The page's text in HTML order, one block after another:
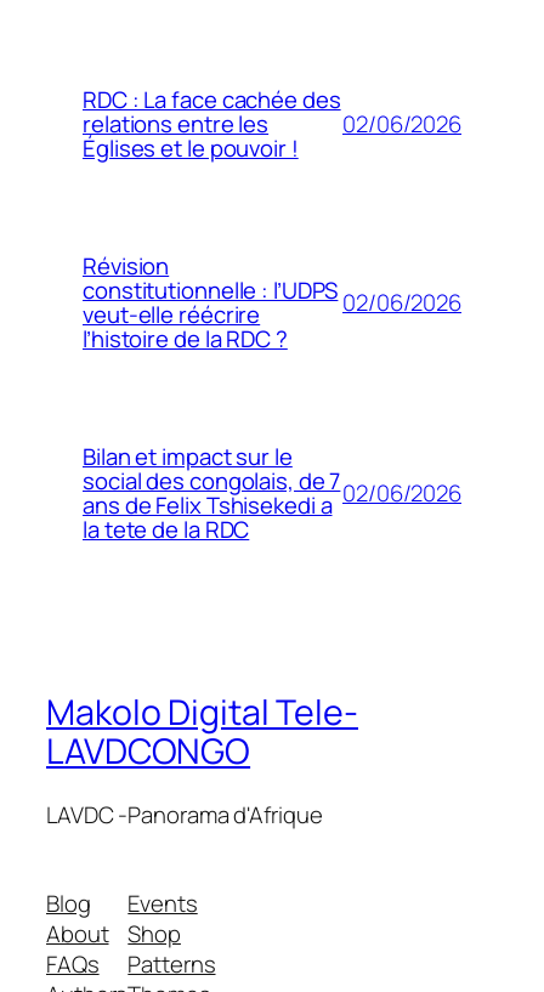
RDC : La face cachée des
relations entre les
Églises et le pouvoir !
02/06/2026
Révision
constitutionnelle : l’UDPS
veut-elle réécrire
l’histoire de la RDC ?
02/06/2026
Bilan et impact sur le
social des congolais, de 7
ans de Felix Tshisekedi a
la tete de la RDC
02/06/2026
Makolo Digital Tele-
LAVDCONGO
LAVDC -Panorama d'Afrique
Blog
About
FAQs
Events
Shop
Patterns